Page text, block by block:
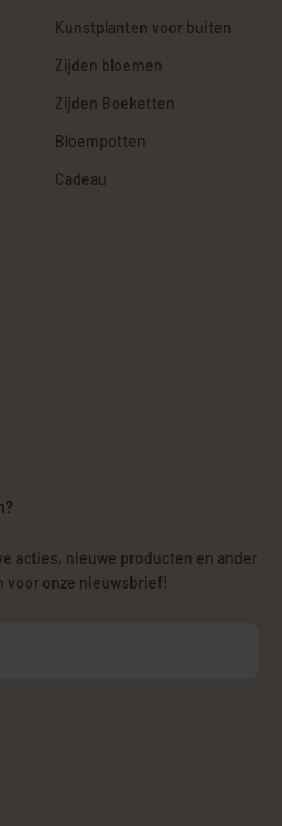
Kunstplanten voor buiten
Zijden bloemen
Zijden Boeketten
Bloempotten
Cadeau
acties, nieuwe producten en ander
voor onze nieuwsbrief!